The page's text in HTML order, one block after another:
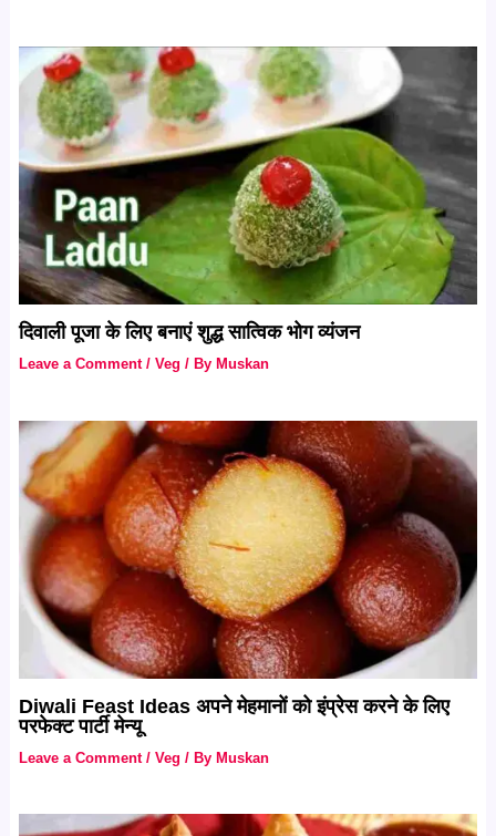
दिवाली पूजा के लिए बनाएं शुद्ध सात्विक भोग व्यंजन
Leave a Comment /Veg / By Muskan
Diwali Feast Ideas अपने मेहमानों को इंप्रेस करने के लिए
परफेक्ट पार्टी मेन्यू
Leave a Comment /Veg / By Muskan